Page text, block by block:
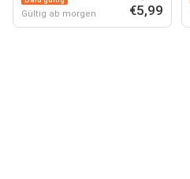
Gültig ab morgen €5,99